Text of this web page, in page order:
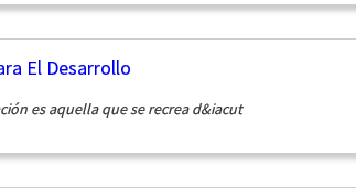
El Desarrollo
es aquella que se recrea d&iacut